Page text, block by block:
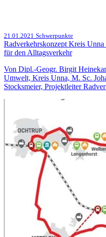
21.01.2021 Schwerpunkte
Radverkehrskonzept Kreis
für den Alltagsverkehr
Von Dipl.-Geogr. Birgit
Umwelt, Kreis Unna, M. Sc.
Stocksmeier, Projektleiter